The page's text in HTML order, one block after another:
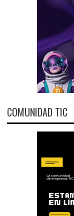
COMUNIDAD TIC